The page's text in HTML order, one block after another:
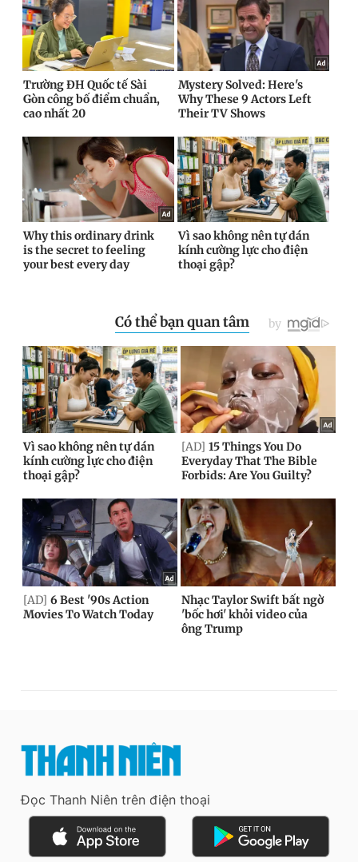
Đọc Thanh Niên trên điện thoại